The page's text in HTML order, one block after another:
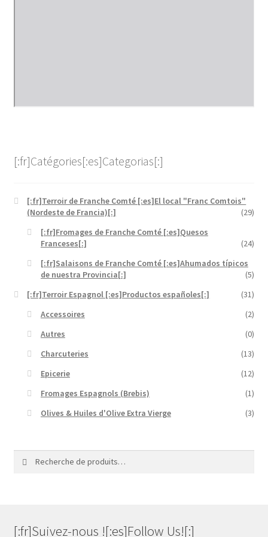
[:fr]Catégories[:es]Categorias[:]
[:fr]Terroir de Franche Comté [:es]El local "Franc Comtois"
(Nordeste de Francia)[:]
(29)
[:fr]Fromages de Franche Comté [:es]Quesos
Franceses[:]
(24)
[:fr]Salaisons de Franche Comté [:es]Ahumados típicos
de nuestra Provincia[:]
(5)
[:fr]Terroir Espagnol [:es]Productos españoles[:]
(31)
Accessoires
(2)
Autres
(0)
Charcuteries
(13)
Epicerie
(12)
Fromages Espagnols (Brebis)
(1)
Olives & Huiles d'Olive Extra Vierge
(3)
Recherche
Recherche
[:fr]Suivez-nous ![:es]Follow Us![:]